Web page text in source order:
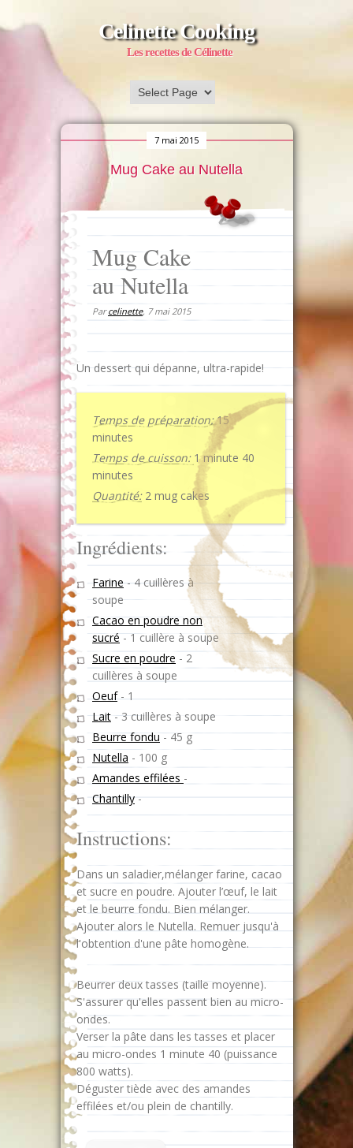
Celinette Cooking
Les recettes de Célinette
7 mai 2015
Mug Cake au Nutella
Mug Cake
au Nutella
Parcelinette, 7 mai 2015
Un dessert qui dépanne, ultra-rapide!
Temps de préparation:15
minutes
Temps de cuisson: 1 minute 40
minutes
Quantité: 2 mug cakes
Ingrédients:
Farine-4 cuillères à
soupe
Cacao en poudre non
sucré-1 cuillère à soupe
Sucre en poudre - 2
cuillères à soupe
Oeuf-1
Lait-3 cuillères à soupe
Beurre fondu- 45 g
Nutella - 100 g
Amandes effilées -
Chantilly-
Instructions:
Dans un saladier,mélanger farine, cacao
et sucre en poudre. Ajouter l’œuf, le lait
et le beurre fondu. Bien mélanger.
Ajouter alors le Nutella. Remuer jusqu'à
l'obtention d'une pâte homogène.
Beurrer deux tasses (taille moyenne).
S'assurer qu'elles passent bien au micro-
ondes.
Verser la pâte dans les tasses et placer
au micro-ondes 1 minute 40 (puissance
800 watts).
Déguster tiède avec des amandes
effilées et/ou plein de chantilly.